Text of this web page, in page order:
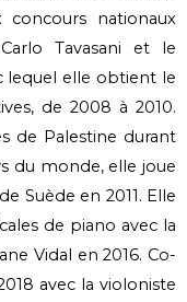
nationaux
Tavasani et le
lequel elle obtient le
de 2008 à 2010.
de Palestine durant
du monde, elle joue
Suède en 2011. Elle
de piano avec la
Vidal en 2016. Co-
avec la violoniste